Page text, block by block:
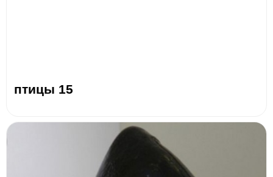
птицы 15